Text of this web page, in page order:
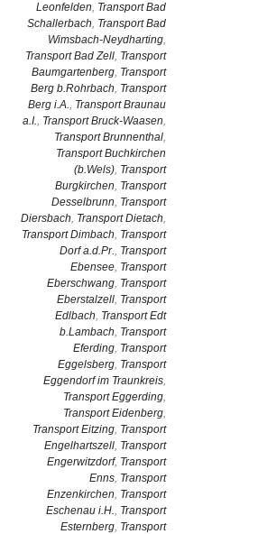
Leonfelden, Transport Bad
Schallerbach, Transport Bad
Wimsbach-Neydharting,
Transport Bad Zell, Transport
Baumgartenberg, Transport
Berg b.Rohrbach, Transport
Berg i.A., Transport Braunau
a.I., Transport Bruck-Waasen,
Transport Brunnenthal,
Transport Buchkirchen
(b.Wels), Transport
Burgkirchen, Transport
Desselbrunn, Transport
Diersbach, Transport Dietach,
Transport Dimbach, Transport
Dorf a.d.Pr., Transport
Ebensee, Transport
Eberschwang, Transport
Eberstalzell, Transport
Edlbach, Transport Edt
b.Lambach, Transport
Eferding, Transport
Eggelsberg, Transport
Eggendorf im Traunkreis,
Transport Eggerding,
Transport Eidenberg,
Transport Eitzing, Transport
Engelhartszell, Transport
Engerwitzdorf, Transport
Enns, Transport
Enzenkirchen, Transport
Eschenau i.H., Transport
Esternberg, Transport